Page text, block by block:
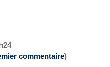
commentaire)